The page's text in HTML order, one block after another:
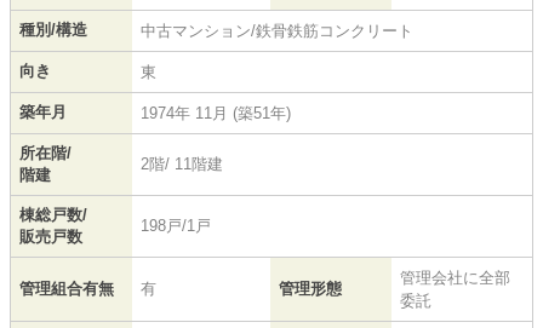
種別/構造 中古マンション/鉄骨鉄筋コンクリート
向き 東
築年月 1974年 11月 (築51年)
所在階/
階建
2階/ 11階建
棟総戸数/
販売戸数
198戸/1戸
管理組合有無 有 管理形態
管理会社に全部
委託